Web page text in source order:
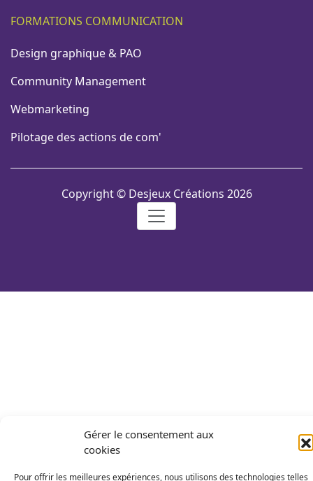
Gérer le consentement aux
cookies
Pour offrir les meilleures expériences, nous utilisons des technologies telles
FORMATIONS COMMUNICATION
Design graphique & PAO
Community Management
Webmarketing
Pilotage des actions de com'
Copyright © Desjeux Créations 2026